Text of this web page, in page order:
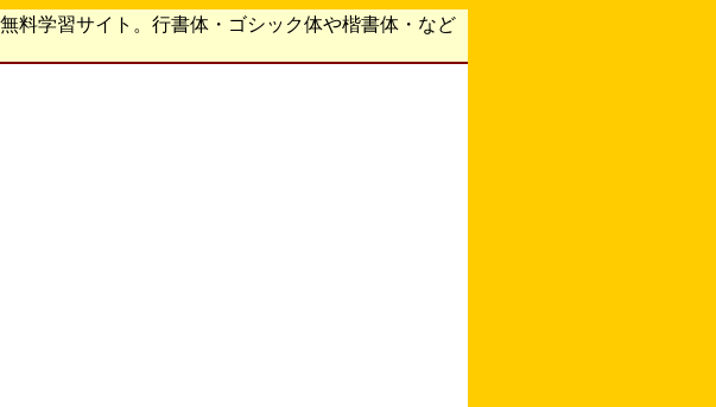
料学習サイト。行書体・ゴシック体や楷書体・など